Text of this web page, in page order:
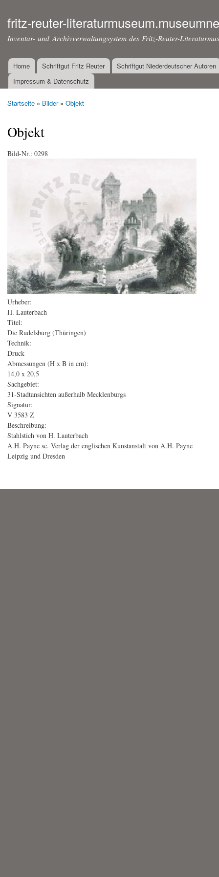
fritz-reuter-
Inventar- und Archivverwaltungsystem des Fritz-Reuter-
Hauptmenü
Home Schriftgut Fritz Reuter
Schriftgut Niederdeutscher Autoren
Impressum & Datenschutz
Startseite » Bilder» Objekt
Objekt
Bild-Nr.: 0298
Urheber:
H. Lauterbach
Titel:
Die Rudelsburg (Thüringen)
Technik:
Druck
Abmessungen (H x B in cm):
14,0 x 20,5
Sachgebiet:
31-Stadtansichten außerhalb Mecklenburgs
Signatur:
V 3583 Z
Beschreibung:
Stahlstich von H. Lauterbach
A.H. Payne sc. Verlag der englischen Kunstanstalt von A.H. Payne
Leipzig und Dresden